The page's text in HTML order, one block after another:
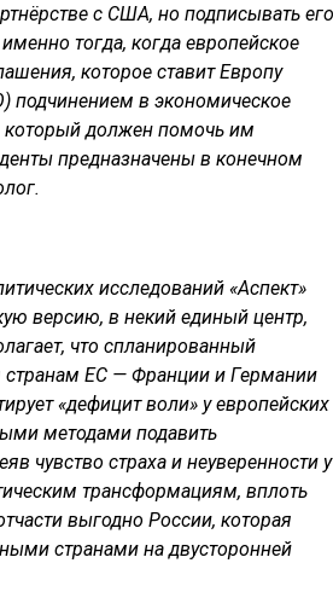
с США, но подписывать его
тогда, когда европейское
которое ставит Европу
подчинением в экономическое
должен помочь им
предназначены в конечном
исследований «Аспект»
версию, в некий единый центр,
что спланированный
ЕС — Франции и Германии
«дефицит воли» у европейских
методами подавить
чувство страха и неуверенности у
трансформациям, вплоть
выгодно России, которая
странами на двусторонней